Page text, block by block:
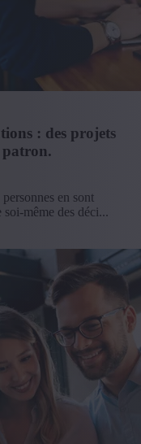
: des projets
patron.
en sont
même des déci...